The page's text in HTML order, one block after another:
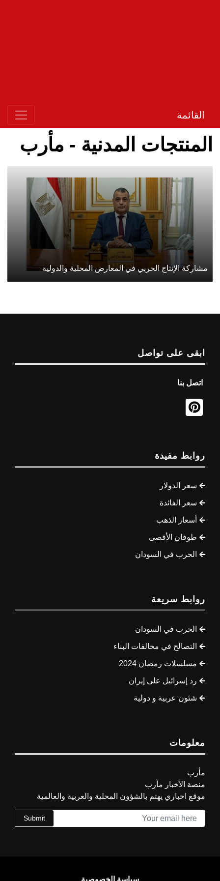
القائمة
المنتجات المدنية - مأرب
مشاركة الإنتاج الحربي في المعارض المحلية والدولية
ابقى على تواصل
اتصل بنا
روابط مفيدة
سعر الدولار
سعر الفائدة
أسعار الذهب
طوفان الأقصى
الحرب في السودان
روابط سريعة
الحرب في السودان
التصالح في مخالفات البناء
مسلسلات رمضان 2024
رد إسرائيل على إيران
شئون عربية و دولية
معلومات
مأرب
منصة الأخبار مأرب
موقع اخباري يهتم بالشؤون المحلية والعربية والعالمية
Submit